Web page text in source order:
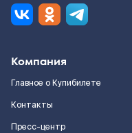
Компания
Главное о Купибилете
Контакты
Пресс-центр